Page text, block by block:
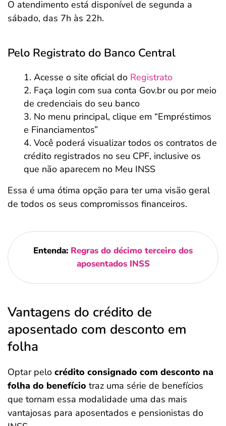
O atendimento está disponível de segunda a
sábado, das 7h às 22h.
Pelo Registrato do Banco Central
Acesse o site oficial do Registrato
Faça login com sua conta Gov.br ou por meio
de credenciais do seu banco
No menu principal, clique em “Empréstimos
e Financiamentos”
Você poderá visualizar todos os contratos de
crédito registrados no seu CPF, inclusive os
que não aparecem no Meu INSS
Essa é uma ótima opção para ter uma visão geral
de todos os seus compromissos financeiros.
Entenda: Regras do décimo terceiro dos
aposentados INSS
Vantagens do crédito de
aposentado com desconto em
folha
Optar pelo crédito consignado com desconto na
folha do benefício traz uma série de benefícios
que tornam essa modalidade uma das mais
vantajosas para aposentados e pensionistas do